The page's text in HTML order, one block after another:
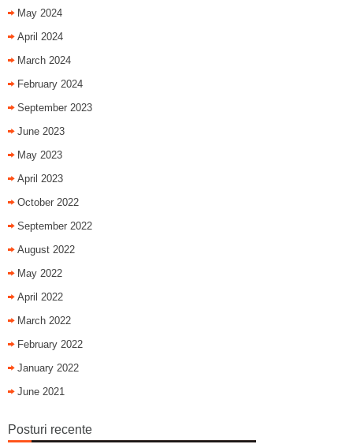
May 2024
April 2024
March 2024
February 2024
September 2023
June 2023
May 2023
April 2023
October 2022
September 2022
August 2022
May 2022
April 2022
March 2022
February 2022
January 2022
June 2021
Posturi recente